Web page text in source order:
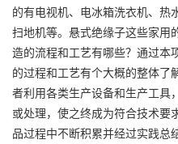
的有电视机、电冰箱洗衣机、热
扫地机等。悬式绝缘子这些家用
造的流程和工艺有哪些？通过本
的过程和工艺有个大概的整体了
者利用各类生产设备和生产工具
或处理，使之终成为符合技术要
品过程中不断积累并经过实践总